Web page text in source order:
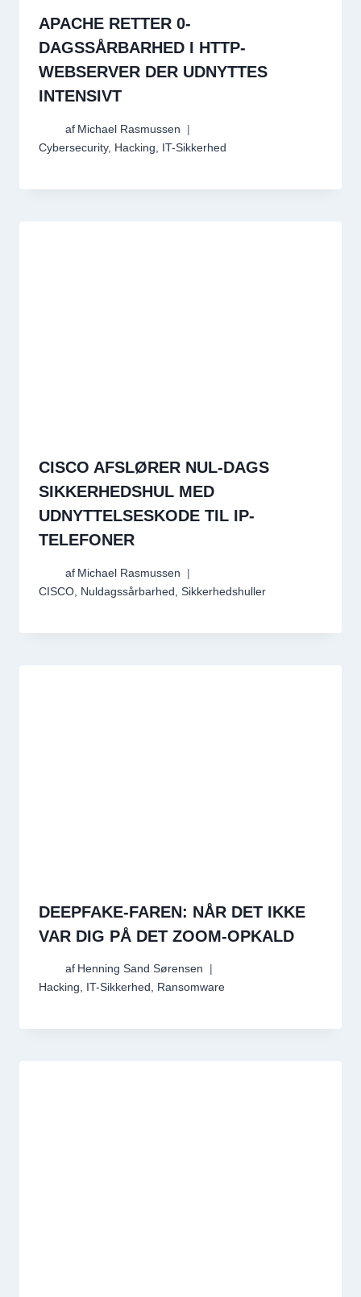
APACHE RETTER 0-
DAGSSÅRBARHED I HTTP-
WEBSERVER DER UDNYTTES
INTENSIVT
af Michael Rasmussen
Cybersecurity, Hacking IT-Sikkerhed
CISCO AFSLØRER NUL-DAGS
SIKKERHEDSHUL MED
UDNYTTELSESKODE TIL IP-
TELEFONER
af Michael Rasmussen
CISCO, Nuldagssårbarhed , Sikkerhedshuller
DEEPFAKE-FAREN: NÅR DET IKKE
VAR DIG PÅ DET ZOOM-OPKALD
af Henning Sand Sørensen
Hacking, IT-Sikkerhed , Ransomware